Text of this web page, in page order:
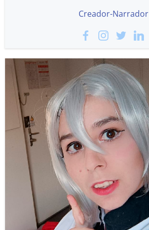
Creador-Narrador